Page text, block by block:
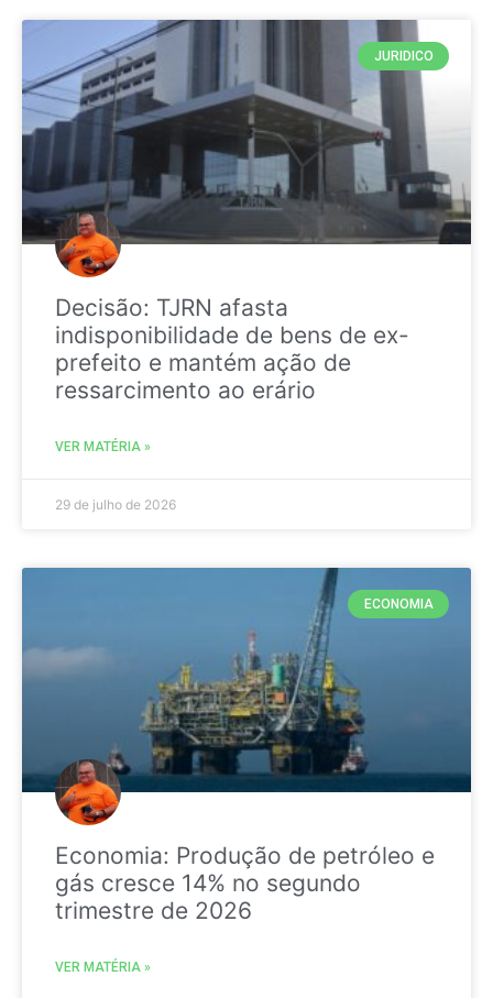
JURIDICO
Decisão: TJRN afasta
indisponibilidade de bens de ex-
prefeito e mantém ação de
ressarcimento ao erário
VER MATÉRIA »
29 de julho de 2026
ECONOMIA
Economia: Produção de petróleo e
gás cresce 14% no segundo
trimestre de 2026
VER MATÉRIA »